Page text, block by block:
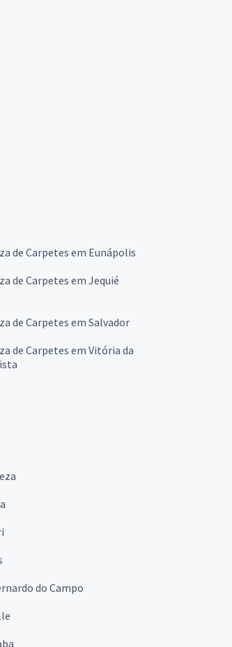
de Carpetes em Eunápolis
de Carpetes em Jequié
de Carpetes em Salvador
de Carpetes em Vitória da
do Campo